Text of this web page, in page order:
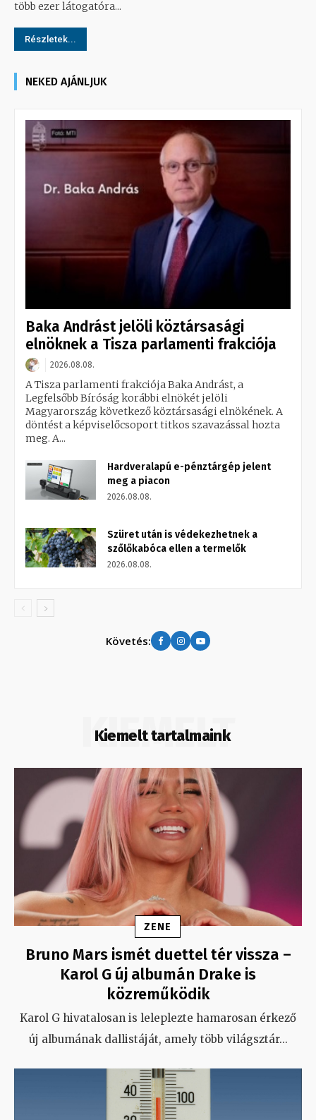
több ezer látogatóra...
Részletek...
NEKED AJÁNLJUK
Baka Andrást jelöli köztársasági
elnöknek a Tisza parlamenti frakciója
2026.08.08.
A Tisza parlamenti frakciója Baka Andrást, a
Legfelsőbb Bíróság korábbi elnökét jelöli
Magyarország következő köztársasági elnökének. A
döntést a képviselőcsoport titkos szavazással hozta
meg. A...
Hardveralapú e-pénztárgép jelent
meg a piacon
2026.08.08.
Szüret után is védekezhetnek a
szőlőkabóca ellen a termelők
2026.08.08.
Követés:
Kiemelt tartalmaink
KIEMELT
ZENE
Bruno Mars ismét duettel tér vissza –
Karol G új albumán Drake is
közreműködik
Karol G hivatalosan is leleplezte hamarosan érkező
új albumának dallistáját, amely több világsztár...